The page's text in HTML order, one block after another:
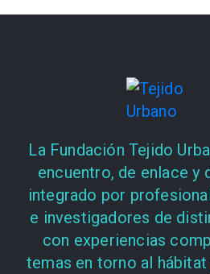
La Fundación Tejido
encuentro, de enlace y
integrado por
e investigadores de
con experiencias
temas en torno al hábitat